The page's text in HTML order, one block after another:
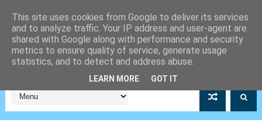
This site uses cookies from Google to deliver its services
and to analyze traffic. Your IP address and user-agent are
shared with Google along with performance and security
metrics to ensure quality of service, generate usage
statistics, and to detect and address abuse.
LEARN MORE GOT IT